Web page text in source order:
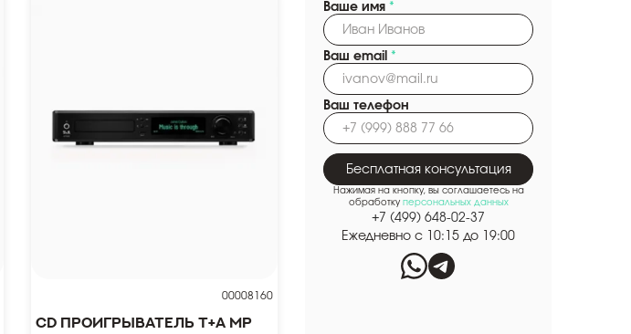
Сетевые проигрыватели T+A
Сетевые проигрыватели VSSL
00008160
CD проигрыватель T+A MP
Ваше имя *
Ваш email *
Ваш телефон
Бесплатная консультация
Нажимая на кнопку, вы соглашаетесь на
обработку персональных данных
+7 (499) 648-02-37
Ежедневно с 10:15 до 19:00